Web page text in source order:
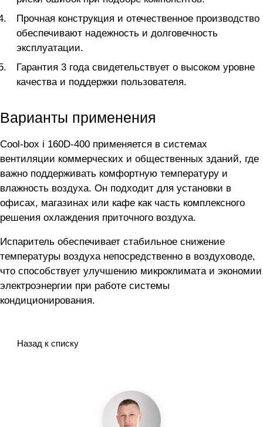
Прочная конструкция и отечественное производство
обеспечивают надежность и долговечность
эксплуатации.
Гарантия 3 года свидетельствует о высоком уровне
качества и поддержки пользователя.
Варианты применения
Cool-box i 160D-400 применяется в системах
вентиляции коммерческих и общественных зданий, где
важно поддерживать комфортную температуру и
влажность воздуха. Он подходит для установки в
офисах, магазинах или кафе как часть комплексного
решения охлаждения приточного воздуха.
Испаритель обеспечивает стабильное снижение
температуры воздуха непосредственно в воздуховоде,
что способствует улучшению микроклимата и экономии
электроэнергии при работе системы
кондиционирования.
Назад к списку